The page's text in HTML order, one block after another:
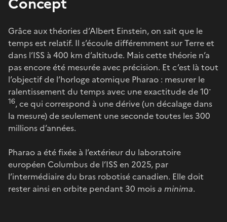
Grâce aux théories d’Albert Einstein, on sait que le
temps est relatif. Il s’écoule différemment sur Terre et
dans l’ISS à 400 km d’altitude. Mais cette théorie n’a
pas encore été mesurée avec précision. Et c’est là tout
l’objectif de l’horloge atomique Pharao : mesurer le
ralentissement du temps avec une exactitude de 10-
16, ce qui correspond à une dérive (un décalage dans
la mesure) de seulement une seconde toutes les 300
millions d’années.
Pharao a été fixée à l’extérieur du laboratoire
européen Columbus de l’ISS en 2025, par
l’intermédiaire du bras robotisé canadien. Elle doit
rester ainsi en orbite pendant 30 moisa minima.